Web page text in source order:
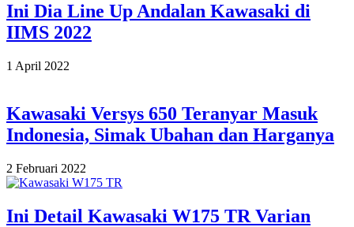
Ini Dia Line Up Andalan Kawasaki di
IIMS 2022
2022-
1 April 2022
Kawasaki Versys 650 Teranyar Masuk
Indonesia, Simak Ubahan dan Harganya
2022-
02-
2 Februari 2022
Ini Detail Kawasaki W175 TR Varian